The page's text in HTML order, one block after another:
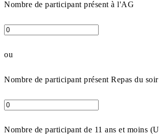
Nombre de participant présent à l'AG
ou
Nombre de participant présent Repas du
Nombre de participant de 11 ans et moins